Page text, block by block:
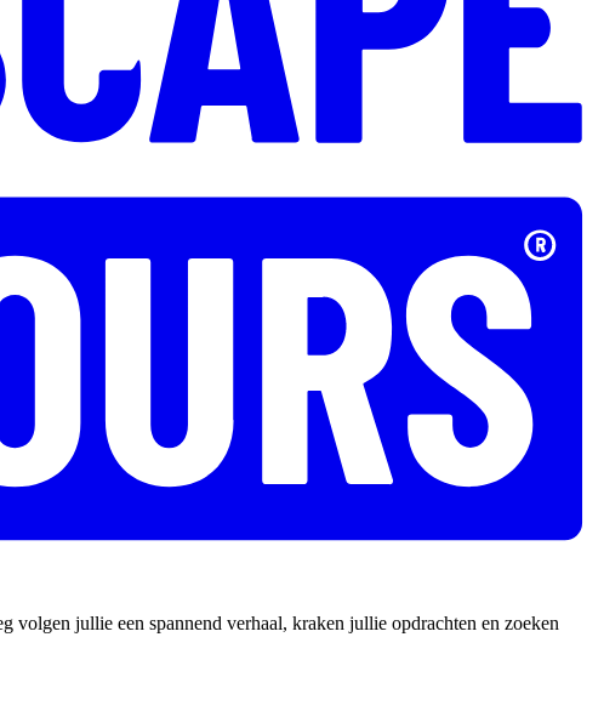
volgen jullie een spannend verhaal, kraken jullie opdrachten en zoeken